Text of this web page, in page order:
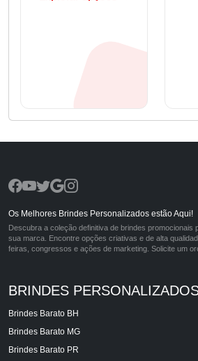
Os Melhores Brindes Personalizados estão Aqui!
Descubra a coleção definitiva de brindes promocionais
sua marca. Encontre opções criativas e de alta
feiras, congressos e ações de marketing. Solicite um
BRINDES
Brindes Barato BH
Brindes Barato MG
Brindes Barato PR